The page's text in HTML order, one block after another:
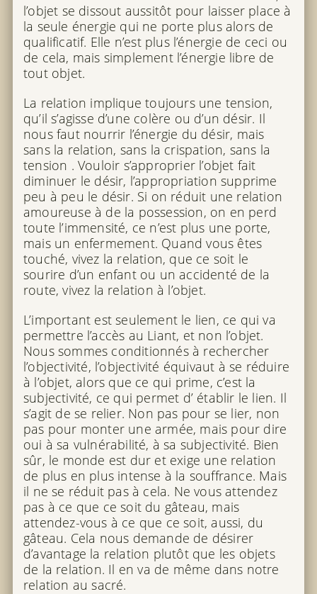
l’objet se dissout aussitôt pour laisser place à
la seule énergie qui ne porte plus alors de
qualificatif. Elle n’est plus l’énergie de ceci ou
de cela, mais simplement l’énergie libre de
tout objet.
La relation implique toujours une tension,
qu’il s’agisse d’une colère ou d’un désir. Il
nous faut nourrir l’énergie du désir, mais
sans la relation, sans la crispation, sans la
tension . Vouloir s’approprier l’objet fait
diminuer le désir, l’appropriation supprime
peu à peu le désir. Si on réduit une relation
amoureuse à de la possession, on en perd
toute l’immensité, ce n’est plus une porte,
mais un enfermement. Quand vous êtes
touché, vivez la relation, que ce soit le
sourire d’un enfant ou un accidenté de la
route, vivez la relation à l’objet.
L’important est seulement le lien, ce qui va
permettre l’accès au Liant, et non l’objet.
Nous sommes conditionnés à rechercher
l’objectivité, l’objectivité équivaut à se réduire
à l’objet, alors que ce qui prime, c’est la
subjectivité, ce qui permet d’ établir le lien. Il
s’agit de se relier. Non pas pour se lier, non
pas pour monter une armée, mais pour dire
oui à sa vulnérabilité, à sa subjectivité. Bien
sûr, le monde est dur et exige une relation
de plus en plus intense à la souffrance. Mais
il ne se réduit pas à cela. Ne vous attendez
pas à ce que ce soit du gâteau, mais
attendez-vous à ce que ce soit, aussi, du
gâteau. Cela nous demande de désirer
d’avantage la relation plutôt que les objets
de la relation. Il en va de même dans notre
relation au sacré.